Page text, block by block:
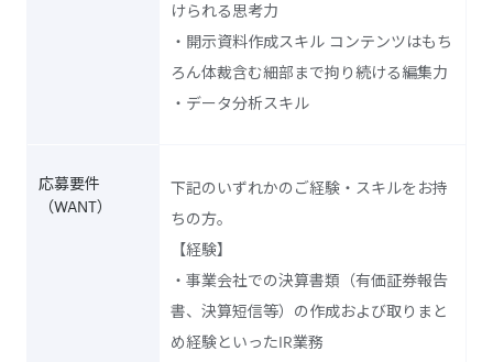
けられる思考力
・開示資料作成スキル コンテンツはもち
ろん体裁含む細部まで拘り続ける編集力
・データ分析スキル
応募要件
（WANT）
下記のいずれかのご経験・スキルをお持
ちの方。
【経験】
・事業会社での決算書類（有価証券報告
書、決算短信等）の作成および取りまと
め経験といったIR業務